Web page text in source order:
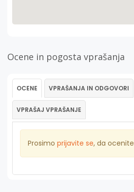
Ocene in pogosta vprašanja
OCENE VPRAŠANJA IN ODGOVORI
VPRAŠAJ VPRAŠANJE
Prosimo prijavite se, da